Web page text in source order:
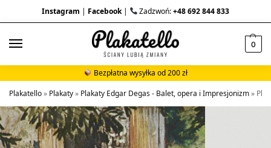
Instagram | Facebook| Zadzwoń:+48 692 844 833
0
Bezpłatna wysyłka od 200 zł
Plakatello» Plakaty» Plakaty Edgar Degas - Balet, opera i Impresjonizm»